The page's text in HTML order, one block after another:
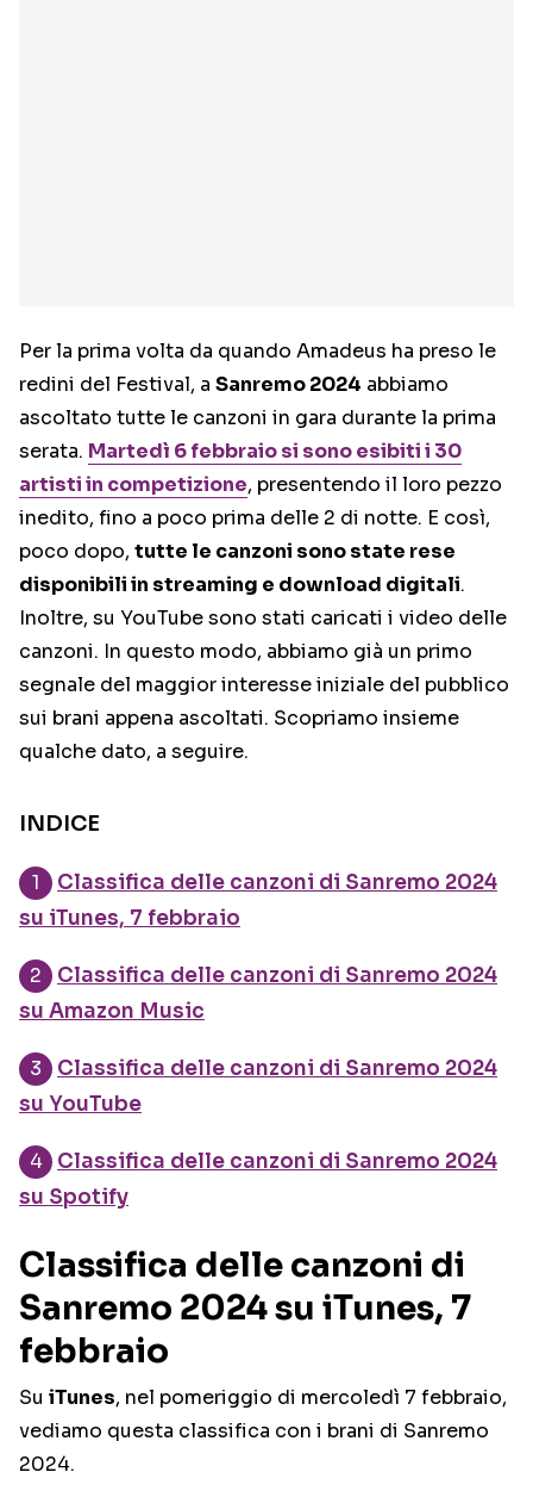
Per la prima volta da quando Amadeus ha preso le
redini del Festival, a Sanremo 2024 abbiamo
ascoltato tutte le canzoni in gara durante la prima
serata. Martedì 6 febbraio si sono esibiti i 30
artisti in competizione, presentendo il loro pezzo
inedito, fino a poco prima delle 2 di notte. E così,
poco dopo, tutte le canzoni sono state rese
disponibili in streaming e download digitali.
Inoltre, su YouTube sono stati caricati i video delle
canzoni. In questo modo, abbiamo già un primo
segnale del maggior interesse iniziale del pubblico
sui brani appena ascoltati. Scopriamo insieme
qualche dato, a seguire.
INDICE
Classifica delle canzoni di Sanremo 2024
su iTunes, 7 febbraio
Classifica delle canzoni di Sanremo 2024
su Amazon Music
Classifica delle canzoni di Sanremo 2024
su YouTube
Classifica delle canzoni di Sanremo 2024
su Spotify
Classifica delle canzoni di
Sanremo 2024 su iTunes, 7
febbraio
Su iTunes, nel pomeriggio di mercoledì 7 febbraio,
vediamo questa classifica con i brani di Sanremo
2024.